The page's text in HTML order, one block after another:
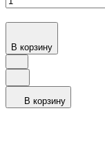
В корзину
В корзину